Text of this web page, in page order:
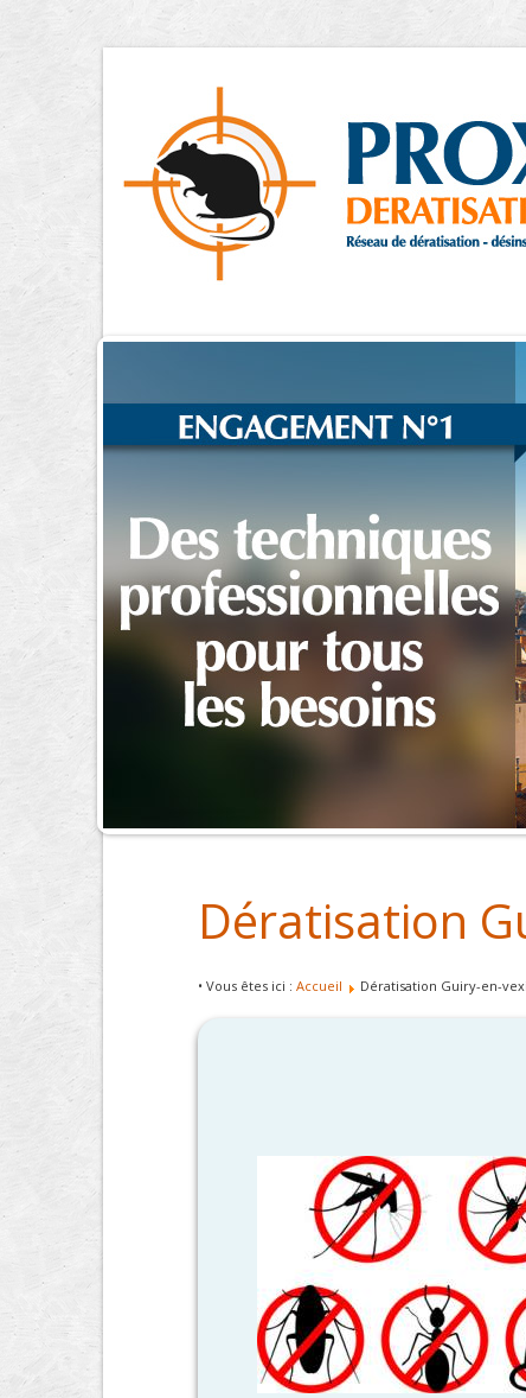
Dératisation
• Vous êtes ici : Accueil Dératisation Guiry-en-